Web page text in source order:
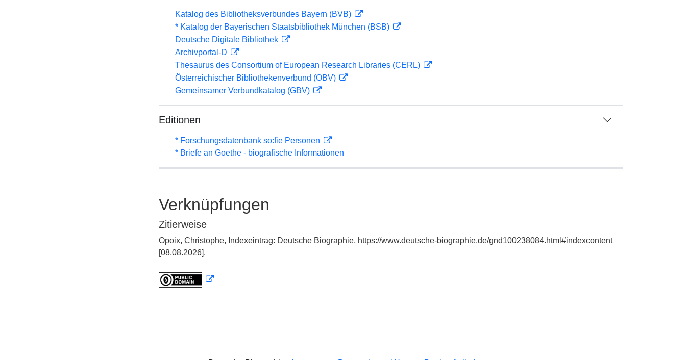
Katalog des Bibliotheksverbundes Bayern (BVB)
* Katalog der Bayerischen Staatsbibliothek München (BSB)
Deutsche Digitale Bibliothek
Archivportal-D
Thesaurus des Consortium of European Research Libraries (CERL)
Österreichischer Bibliothekenverbund (OBV)
Gemeinsamer Verbundkatalog (GBV)
Editionen
* Forschungsdatenbank so:fie Personen
* Briefe an Goethe - biografische Informationen
Verknüpfungen
Zitierweise
Opoix, Christophe, Indexeintrag: Deutsche Biographie, https://www.deutsche-biographie.de/gnd100238084.html#indexcontent
[08.08.2026].